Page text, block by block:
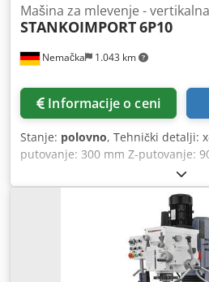
Nemačka 1.043 km
Mašina za mlevenje - vertikalna
STANKOIMPORT6P10
Informacije o ceni
Stanje: polovno, Tehnički detalji:
putovanje: 300 mm Z-putovanje:
Okretanje glave vretena levo i
površina: 880 k 300 mm Težina
Dimenzije mašine cca. DkŠkV: 1,3
Ndfhjpfx Adisck uklj. pribor *